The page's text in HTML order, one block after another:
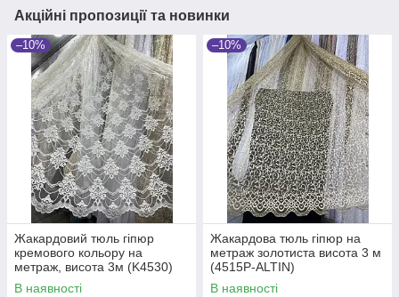
Акційні пропозиції та новинки
–10%
Жакардовий тюль гіпюр
кремового кольору на
метраж, висота 3м (K4530)
В наявності
–10%
Жакардова тюль гіпюр на
метраж золотиста висота 3 м
(4515P-ALTIN)
В наявності